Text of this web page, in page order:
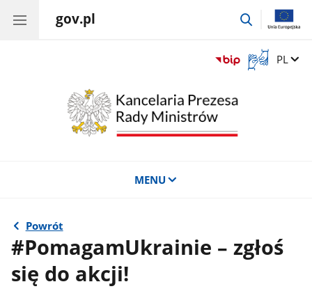
gov.pl
przejdź
Otwórz
okno
Zmień
PL
MENU
Powrót
#PomagamUkrainie – zgłoś
się do akcji!